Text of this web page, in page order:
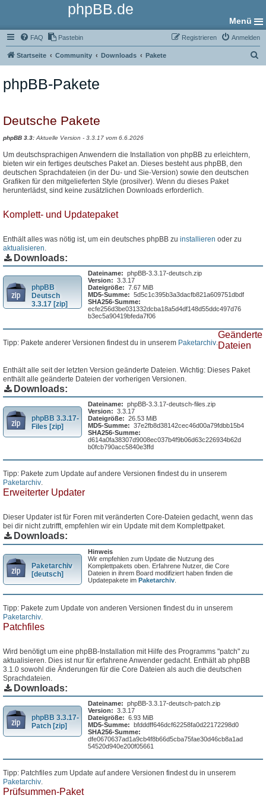
phpBB.de
Menü
FAQ Pastebin Anmelden
Registrieren
Startseite Community Downloads Pakete
phpBB-Pakete
Deutsche Pakete
phpBB 3.3: Aktuelle Version - 3.3.17 vom 6.6.2026
Um deutschsprachigen Anwendern die Installation von phpBB zu erleichtern,
bieten wir ein fertiges deutsches Paket an. Dieses besteht aus phpBB, den
deutschen Sprachdateien (in der Du- und Sie-Version) sowie den deutschen
Grafiken für den mitgelieferten Style (prosilver). Wenn du dieses Paket
herunterlädst, sind keine zusätzlichen Downloads erforderlich.
Komplett- und Updatepaket
Enthält alles was nötig ist, um ein deutsches phpBB zu installieren oder zu
aktualisieren.
Downloads:
phpBB
Deutsch
3.3.17 [zip]
Dateiname: phpBB-3.3.17-deutsch.zip
Version: 3.3.17
Dateigröße: 7.67 MiB
MD5-Summe: 5d5c1c395b3a3dacfb821a609751dbdf
SHA256-Summe:
ecfe256d3be031332dcba18a5d4df148d55ddc497d76
b3ec5a90419bfeda7f06
Tipp: Pakete anderer Versionen findest du in unserem Paketarchiv.
Geänderte
Dateien
Enthält alle seit der letzten Version geänderte Dateien. Wichtig: Dieses Paket
enthält alle geänderte Dateien der vorherigen Versionen.
Downloads:
phpBB 3.3.17-
Files [zip]
Dateiname: phpBB-3.3.17-deutsch-files.zip
Version: 3.3.17
Dateigröße: 26.53 MiB
MD5-Summe: 37e2fb8d38142cec46d00a79fdbb15b4
SHA256-Summe:
d614a0fa38307d9008ec037b4f9b06d63c226934b62d
b0fcb790acc5840e3ffd
Tipp: Pakete zum Update auf andere Versionen findest du in unserem
Paketarchiv.
Erweiterter Updater
Dieser Updater ist für Foren mit veränderten Core-Dateien gedacht, wenn das
bei dir nicht zutrifft, empfehlen wir ein Update mit dem Komplettpaket.
Downloads:
Paketarchiv
[deutsch]
Hinweis
Wir empfehlen zum Update die Nutzung des
Komplettpakets oben. Erfahrene Nutzer, die Core
Dateien in ihrem Board modifiziert haben finden die
Updatepakete imPaketarchiv
Tipp: Pakete zum Update von anderen Versionen findest du in unserem
Paketarchiv
Patchfiles
Wird benötigt um eine phpBB-Installation mit Hilfe des Programms "patch" zu
aktualisieren. Dies ist nur für erfahrene Anwender gedacht. Enthält ab phpBB
3.1.0 sowohl die Änderungen für die Core Dateien als auch die deutschen
Sprachdateien.
Downloads:
phpBB 3.3.17-
Patch [zip]
Dateiname: phpBB-3.3.17-deutsch-patch.zip
Version: 3.3.17
Dateigröße: 6.93 MiB
MD5-Summe: bfdddff646dcf62258fa0d22172298d0
SHA256-Summe:
dfe0670637ad1a9cb4f8b66d5cba75fae30d46cb8a1ad
54520d940e200f05661
Tipp: Patchfiles zum Update auf andere Versionen findest du in unserem
Paketarchiv
Prüfsummen-Paket